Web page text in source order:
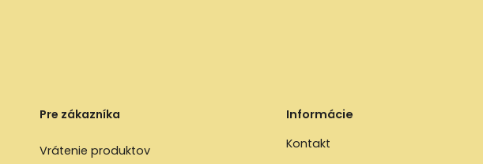
Pre zákazníka
Vrátenie produktov
Informácie
Kontakt